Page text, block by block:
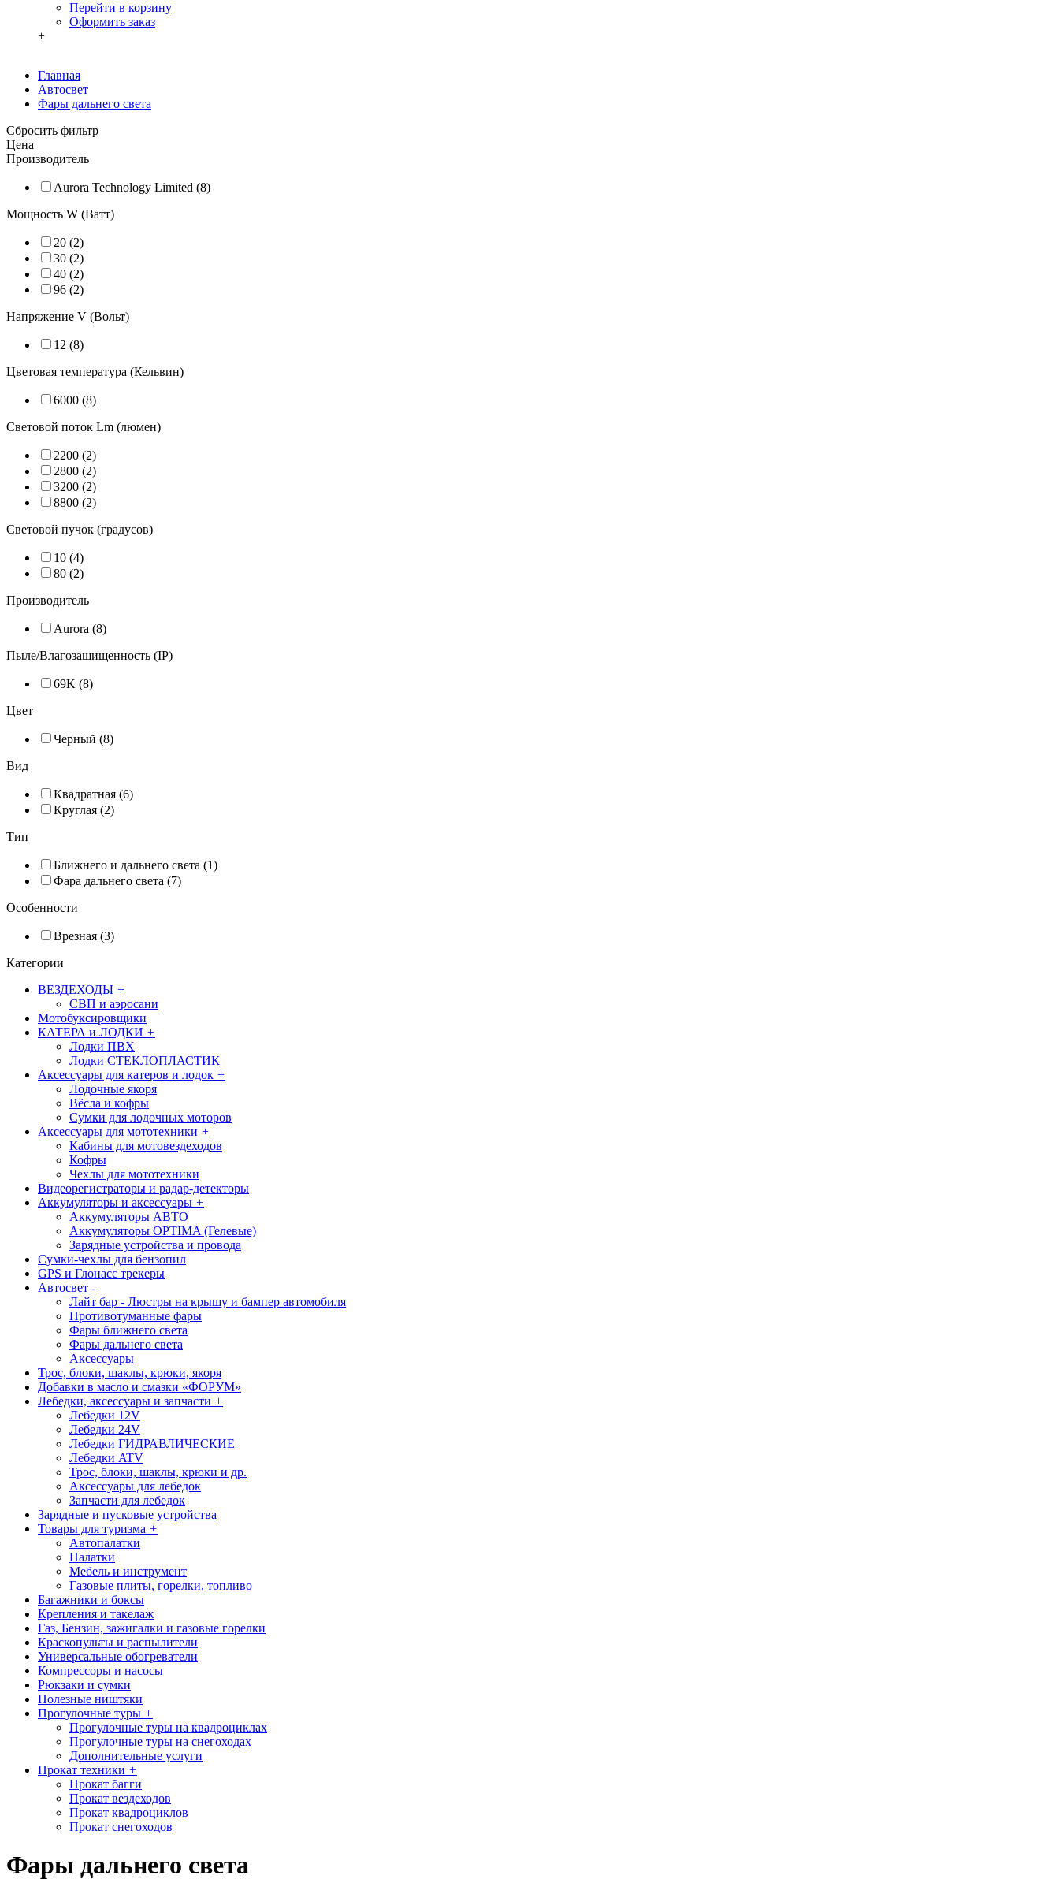
Перейти в корзину
Оформить заказ
+
Главная
Автосвет
Фары дальнего света
Сбросить фильтр
Цена
Производитель
Aurora Technology Limited (8)
Мощность W (Ватт)
20 (2)
30 (2)
40 (2)
96 (2)
Напряжение V (Вольт)
12 (8)
Цветовая температура (Кельвин)
6000 (8)
Световой поток Lm (люмен)
2200 (2)
2800 (2)
3200 (2)
8800 (2)
Световой пучок (градусов)
10 (4)
80 (2)
Производитель
Aurora (8)
Пыле/Влагозащищенность (IP)
69K (8)
Цвет
Черный (8)
Вид
Квадратная (6)
Круглая (2)
Тип
Ближнего и дальнего света (1)
Фара дальнего света (7)
Особенности
Врезная (3)
Категории
ВЕЗДЕХОДЫ +
СВП и аэросани
Мотобуксировщики
КАТЕРА и ЛОДКИ +
Лодки ПВХ
Лодки СТЕКЛОПЛАСТИК
Аксессуары для катеров и лодок +
Лодочные якоря
Вёсла и кофры
Сумки для лодочных моторов
Аксессуары для мототехники +
Кабины для мотовездеходов
Кофры
Чехлы для мототехники
Видеорегистраторы и радар-детекторы
Аккумуляторы и аксессуары +
Аккумуляторы АВТО
Аккумуляторы OPTIMA (Гелевые)
Зарядные устройства и провода
Сумки-чехлы для бензопил
GPS и Глонасс трекеры
Автосвет -
Лайт бар - Люстры на крышу и бампер автомобиля
Противотуманные фары
Фары ближнего света
Фары дальнего света
Аксессуары
Трос, блоки, шаклы, крюки, якоря
Добавки в масло и смазки «ФОРУМ»
Лебедки, аксессуары и запчасти +
Лебедки 12V
Лебедки 24V
Лебедки ГИДРАВЛИЧЕСКИЕ
Лебедки ATV
Трос, блоки, шаклы, крюки и др.
Аксессуары для лебедок
Запчасти для лебедок
Зарядные и пусковые устройства
Товары для туризма +
Автопалатки
Палатки
Мебель и инструмент
Газовые плиты, горелки, топливо
Багажники и боксы
Крепления и такелаж
Газ, Бензин, зажигалки и газовые горелки
Краскопульты и распылители
Универсальные обогреватели
Компрессоры и насосы
Рюкзаки и сумки
Полезные ништяки
Прогулочные туры +
Прогулочные туры на квадроциклах
Прогулочные туры на снегоходах
Дополнительные услуги
Прокат техники +
Прокат багги
Прокат вездеходов
Прокат квадроциклов
Прокат снегоходов
Фары дальнего света